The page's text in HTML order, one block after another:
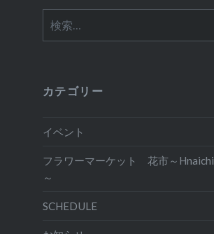
索:
カテゴリー
イベント
フラワーマーケット 花市～Hnaichi
～
SCHEDULE